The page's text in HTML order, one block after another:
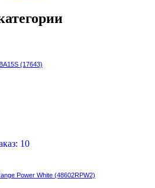
(17643)
10
Power White (48602RPW2)